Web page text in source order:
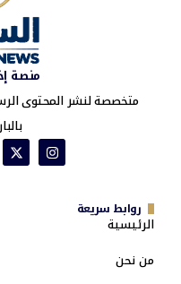
منصة
متخصصة لنشر المحتوى
روابط سريعة
الرئيسية
من نحن